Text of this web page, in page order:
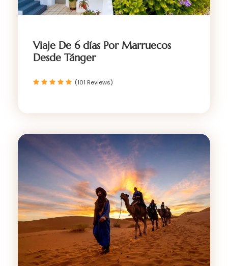
Viaje De 6 días Por Marruecos
Desde Tánger
(101 Reviews)